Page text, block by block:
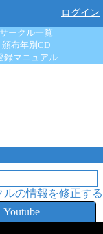
ログイン
サークル一覧
頒布年別CD
録マニュアル
ルの情報を修正する
Youtube